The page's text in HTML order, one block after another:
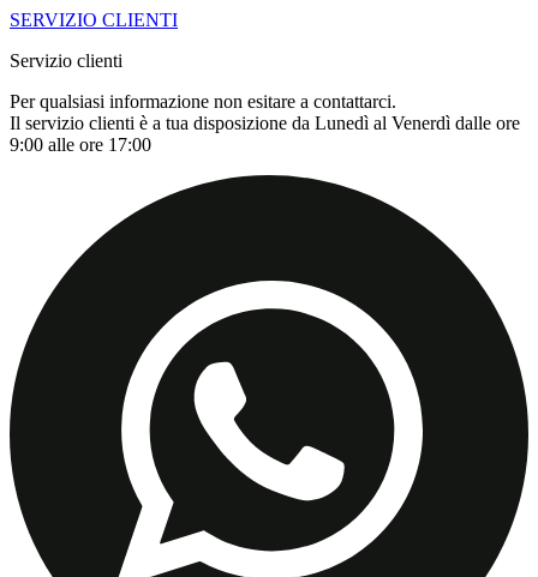
SERVIZIO CLIENTI
Servizio clienti
Per qualsiasi informazione non esitare a contattarci.
Il servizio clienti è a tua disposizione da Lunedì al Venerdì dalle ore
9:00 alle ore 17:00